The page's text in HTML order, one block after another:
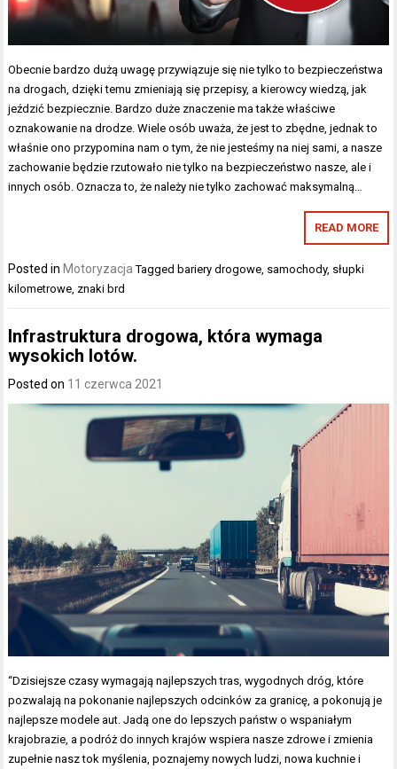
Obecnie bardzo dużą uwagę przywiązuje się nie tylko to bezpieczeństwa
na drogach, dzięki temu zmieniają się przepisy, a kierowcy wiedzą, jak
jeździć bezpiecznie. Bardzo duże znaczenie ma także właściwe
oznakowanie na drodze. Wiele osób uważa, że jest to zbędne, jednak to
właśnie ono przypomina nam o tym, że nie jesteśmy na niej sami, a nasze
zachowanie będzie rzutowało nie tylko na bezpieczeństwo nasze, ale i
innych osób. Oznacza to, że należy nie tylko zachować maksymalną…
READ MORE
Posted in Motoryzacja Tagged bariery drogowe, samochody, słupki
kilometrowe, znaki brd
Infrastruktura drogowa, która wymaga
wysokich lotów.
Posted on 11 czerwca 2021
“Dzisiejsze czasy wymagają najlepszych tras, wygodnych dróg, które
pozwalają na pokonanie najlepszych odcinków za granicę, a pokonują je
najlepsze modele aut. Jadą one do lepszych państw o wspaniałym
krajobrazie, a podróż do innych krajów wspiera nasze zdrowe i zmienia
zupełnie nasz tok myślenia, poznajemy nowych ludzi, nowa kuchnie i